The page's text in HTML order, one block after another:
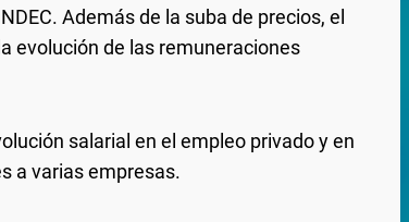
Además de la suba de precios, el
evolución de las remuneraciones
salarial en el empleo privado y en
a varias empresas.